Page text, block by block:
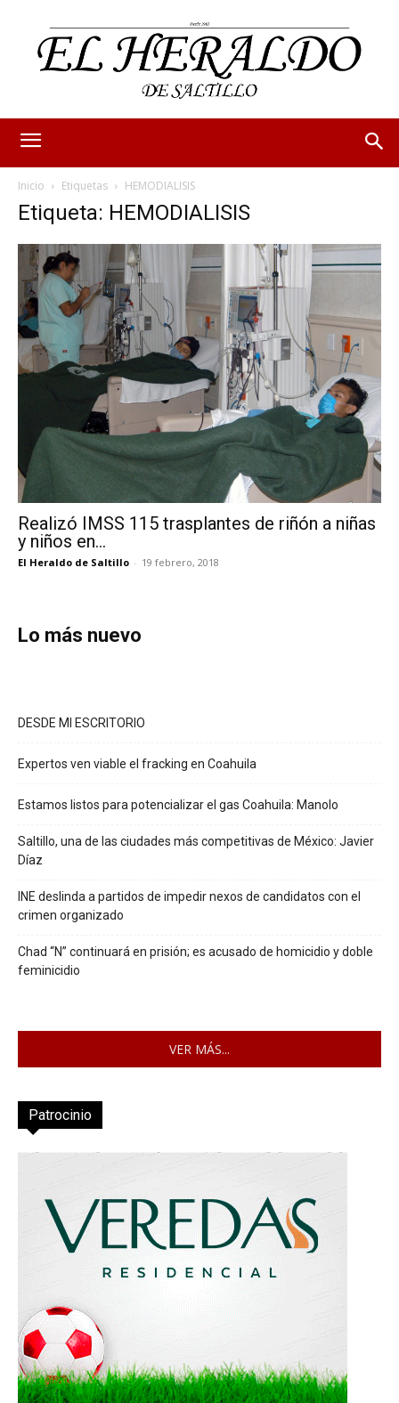
Inicio Etiquetas HEMODIALISIS
Etiqueta: HEMODIALISIS
Realizó IMSS 115 trasplantes de riñón a niñas
y niños en...
El Heraldo de Saltillo - 19 febrero, 2018
Lo más nuevo
DESDE MI ESCRITORIO
Expertos ven viable el fracking en Coahuila
Estamos listos para potencializar el gas Coahuila: Manolo
Saltillo, una de las ciudades más competitivas de México: Javier
Díaz
INE deslinda a partidos de impedir nexos de candidatos con el
crimen organizado
Chad “N” continuará en prisión; es acusado de homicidio y doble
feminicidio
VER MÁS...
Patrocinio